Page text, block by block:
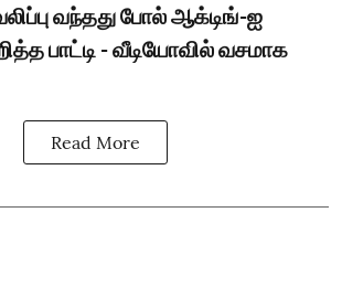
வந்தது போல் ஆக்டிங்-ஐ
பாட்டி - வீடியோவில் வசமாக
Read More